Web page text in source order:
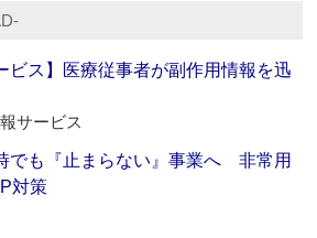
ビス】医療従事者が副作用情報を迅
サービス
でも『止まらない』事業へ 非常用
対策